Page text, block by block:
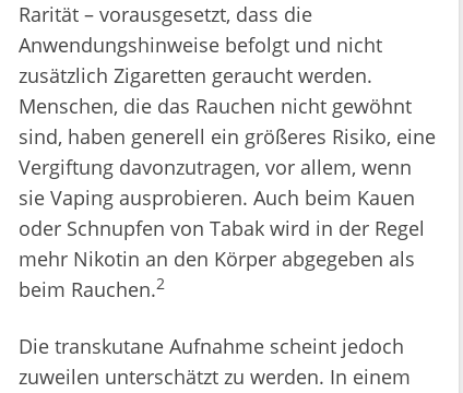
Rarität – vorausgesetzt, dass die
Anwendungshinweise befolgt und nicht
zusätzlich Zigaretten geraucht werden.
Menschen, die das Rauchen nicht gewöhnt
sind, haben generell ein größeres Risiko, eine
Vergiftung davonzutragen, vor allem, wenn
sie Vaping ausprobieren. Auch beim Kauen
oder Schnupfen von Tabak wird in der Regel
mehr Nikotin an den Körper abgegeben als
beim Rauchen.2
Die transkutane Aufnahme scheint jedoch
zuweilen unterschätzt zu werden. In einem